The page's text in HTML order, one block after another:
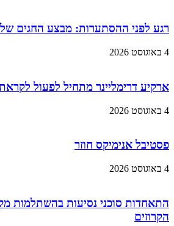
רגע לפני ההסתערות: מבצע החגים של
4 באוגוסט 2026
ארקיע דרימליינר מתחיל לפעול
4 באוגוסט 2026
פסטיבל אנימיקס חוזר
4 באוגוסט 2026
התאחדות סוכני נסיעות בהשתלמות
הקרוזים